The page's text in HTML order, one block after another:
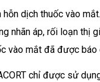
hỗn dịch thuốc vào
nhãn áp, rối loạn thị
vào mắt đã được báo
chỉ được sử